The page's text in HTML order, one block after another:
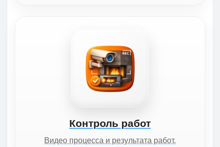
Контроль работ
Видео процесса и результата работ.